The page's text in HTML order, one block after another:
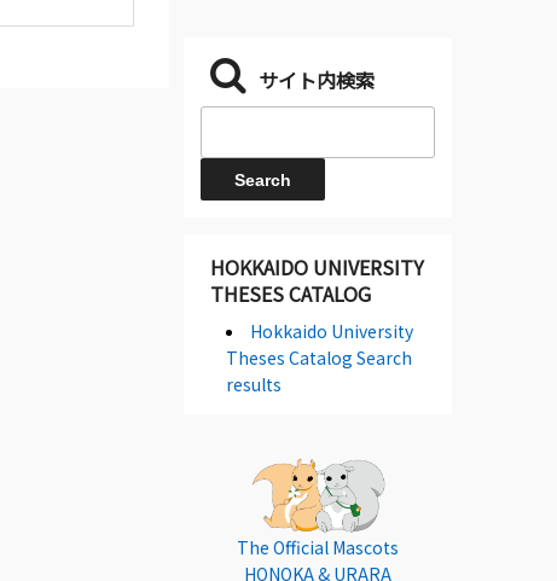
サイト内検索
HOKKAIDO UNIVERSITY
THESES CATALOG
Hokkaido University
Theses Catalog Search
results
The Official Mascots
HONOKA & URARA